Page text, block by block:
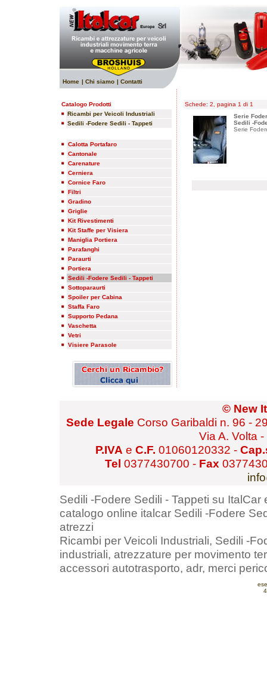
Home | Chi siamo | Contatti
Catalogo Prodotti
Ricambi per Veicoli Industriali
Sedili -Fodere Sedili - Tappeti
Calotta Portafaro
Cantonale
Carenature
Cerniera
Cornice Faro
Filtri
Gradino
Griglie
Kit Rivestimenti
Kit Staffe per Visiera
Maniglia Portiera
Parafanghi
Paraurti
Portiera
Sedili -Fodere Sedili - Tappeti
Sottoparaurti
Spoiler per Cabina
Staffa Faro
Supporto Pedana
Vaschetta
Vetri
Visiere Parasole
Schede: 2, pagina 1 di 1
Serie
Sedili -
Serie
© New
Sede Legale Corso Garibaldi n. 96 -
Via A. Volta
P.IVA e C.F. 01060120332 -
Tel 0377430700 - Fax
Sedili -Fodere Sedili - Tappeti su ItalCar
catalogo online italcar Sedili -Fodere
atrezzi
Ricambi per Veicoli Industriali, Sedili -
industriali, atrezzature per movimento
accessori autotrasporto, adr, merci